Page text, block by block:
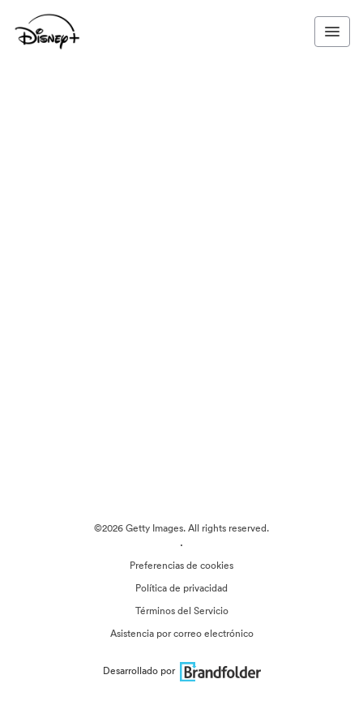
©2026 Getty Images. All rights reserved.
·
Preferencias de cookies
Política de privacidad
Términos del Servicio
Asistencia por correo electrónico
Desarrollado por